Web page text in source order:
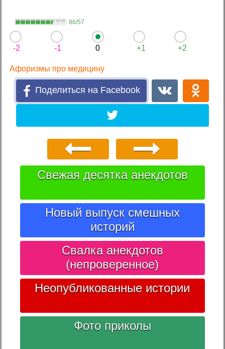
86/57
-2 -1 0 +1 +2
Афоризмы про медицину
Поделиться на Facebook
Свежая десятка анекдотов
Новый выпуск смешных
историй
Свалка анекдотов
(непроверенное)
Неопубликованные истории
Фото приколы